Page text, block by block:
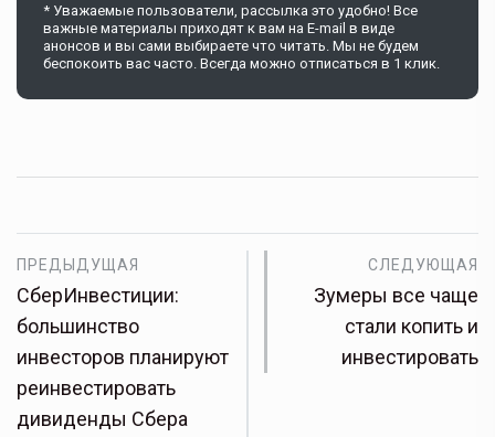
* Уважаемые пользователи, рассылка это удобно! Все
важные материалы приходят к вам на E-mail в виде
анонсов и вы сами выбираете что читать. Мы не будем
беспокоить вас часто. Всегда можно отписаться в 1 клик.
ПРЕДЫДУЩАЯ
СберИнвестиции:
большинство
инвесторов планируют
реинвестировать
дивиденды Сбера
СЛЕДУЮЩАЯ
Зумеры все чаще
стали копить и
инвестировать